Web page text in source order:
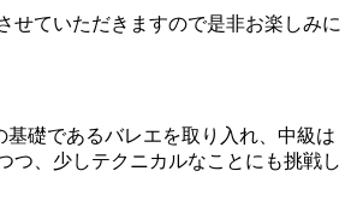
せていただきますので是非お楽しみに
基礎であるバレエを取り入れ、中級は
つ、少しテクニカルなことにも挑戦し